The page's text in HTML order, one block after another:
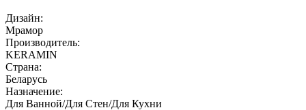
Дизайн:
Мрамор
Производитель:
KERAMIN
Страна:
Беларусь
Назначение:
Для Ванной/Для Стен/Для Кухни